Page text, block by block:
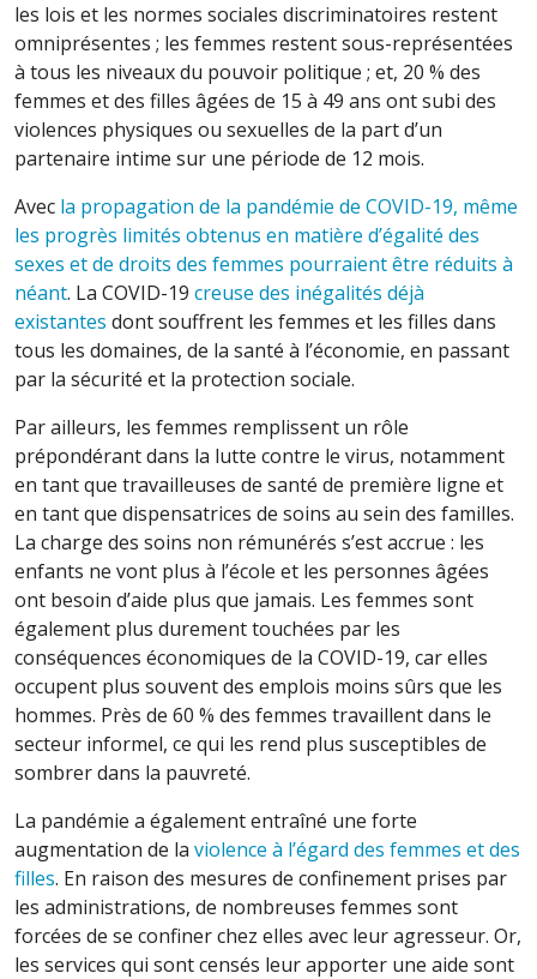
les lois et les normes sociales discriminatoires restent
omniprésentes ; les femmes restent sous-représentées
à tous les niveaux du pouvoir politique ; et, 20 % des
femmes et des filles âgées de 15 à 49 ans ont subi des
violences physiques ou sexuelles de la part d’un
partenaire intime sur une période de 12 mois.
Avec la propagation de la pandémie de COVID-19, même
les progrès limités obtenus en matière d’égalité des
sexes et de droits des femmes pourraient être réduits à
néant. La COVID-19 creuse des inégalités déjà
existantes dont souffrent les femmes et les filles dans
tous les domaines, de la santé à l’économie, en passant
par la sécurité et la protection sociale.
Par ailleurs, les femmes remplissent un rôle
prépondérant dans la lutte contre le virus, notamment
en tant que travailleuses de santé de première ligne et
en tant que dispensatrices de soins au sein des familles.
La charge des soins non rémunérés s’est accrue : les
enfants ne vont plus à l’école et les personnes âgées
ont besoin d’aide plus que jamais. Les femmes sont
également plus durement touchées par les
conséquences économiques de la COVID-19, car elles
occupent plus souvent des emplois moins sûrs que les
hommes. Près de 60 % des femmes travaillent dans le
secteur informel, ce qui les rend plus susceptibles de
sombrer dans la pauvreté.
La pandémie a également entraîné une forte
augmentation de la violence à l’égard des femmes et des
filles. En raison des mesures de confinement prises par
les administrations, de nombreuses femmes sont
forcées de se confiner chez elles avec leur agresseur. Or,
les services qui sont censés leur apporter une aide sont